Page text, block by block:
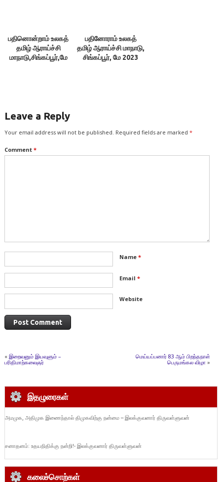
பதினொன்றாம் உலகத்
தமிழ் ஆராய்ச்சி
மாநாடு,சிங்கப்பூர்,மே
பதினோராம் உலகத்
தமிழ் ஆராய்ச்சி மாநாடு,
சிங்கப்பூர், மே 2023
Leave a Reply
Your email address will not be published. Required fields are marked *
Comment *
Name *
Email *
Website
« இறைவனும் இயவுளும் –
பரிதிமாற்கலைஞர்
மெய்யப்பனார் 83 ஆம் பிறந்தநாள்
பெருமங்கல விழா »
இதழுரைகள்
அமமுக, அதிமுக இணைந்தால் திமுகவிற்கு நன்மை – இலக்குவனார் திருவள்ளுவன்
சனாதனம்: உதயநிதிக்கு நன்றி!- இலக்குவனார் திருவள்ளுவன்
கலைச்சொற்கள்